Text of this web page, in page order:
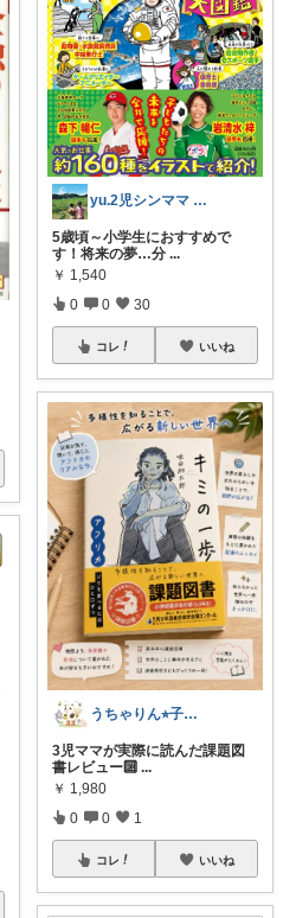
yu.2児シンママ いつも心から感謝です
5歳頃～小学生におすすめで
す！将来の夢…分 ...
￥ 1,540
0 0 30
コレ いいね
うちゃりん⭐︎子育て・読書・おすすめ
3児ママが実際に読んだ課題図
書レビュー🔟 ...
￥ 1,980
0 0 1
コレ いいね